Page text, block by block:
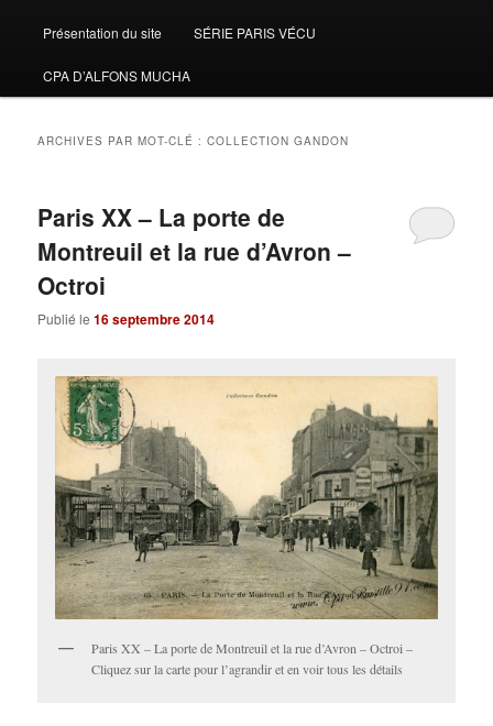
Présentation du site SÉRIE PARIS VÉCU
CPA D’ALFONS MUCHA
ARCHIVES PAR MOT-CLÉ :COLLECTION GANDON
Paris XX – La porte de
Montreuil et la rue d’Avron –
Octroi
Publié le16 septembre 2014
Paris XX – La porte de Montreuil et la rue d’Avron – Octroi –
Cliquez sur la carte pour l’agrandir et en voir tous les détails